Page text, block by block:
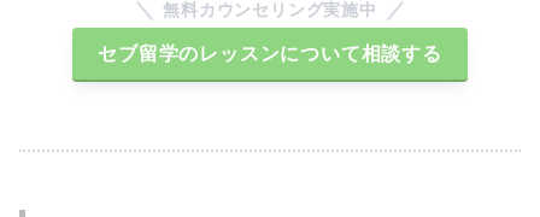
無料カウンセリング実施中
セブ留学のレッスンについて相談する